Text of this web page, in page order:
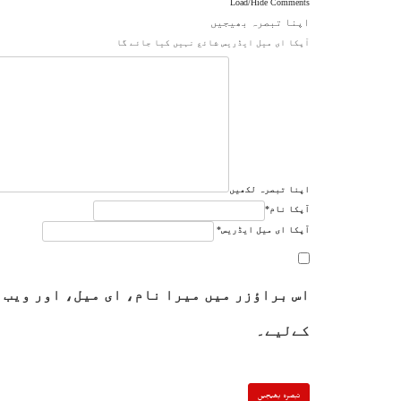
Load/Hide Comments
اپنا تبصرہ بھیجیں
آپکا ای میل ایڈریس شائع نہیں کیا جائے گا
اپنا تبصرہ لکھیں
آپکا نام*
آپکا ای میل ایڈریس*
اس براؤزر میں میرا نام، ای میل، اور
کےلیے۔